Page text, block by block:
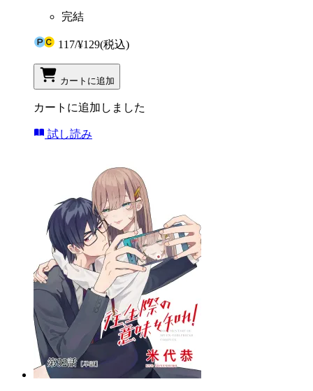
完結
117/¥129(税込)
カートに追加
カートに追加しました
試し読み